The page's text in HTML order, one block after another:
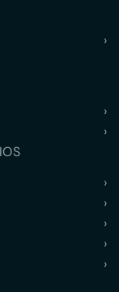
›
›
›
›
›
›
›
›